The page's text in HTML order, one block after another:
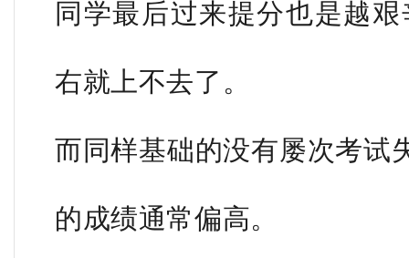
同学最后过来提分也是越
右就上不去了。
而同样基础的没有屡次考试
的成绩通常偏高。